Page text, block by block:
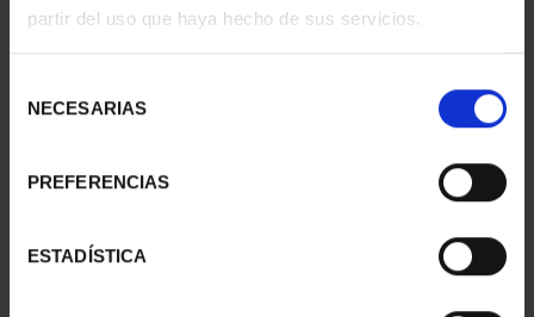
partir del uso que haya hecho de sus servicios.
NECESARIAS
PREFERENCIAS
ESTADÍSTICA
- PONTEVEDRA
73,00 €
- HUELVA